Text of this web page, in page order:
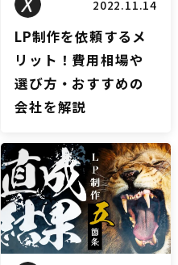
2022.11.14
LP制作を依頼するメ
リット！費用相場や
選び方・おすすめの
会社を解説
LPブログ